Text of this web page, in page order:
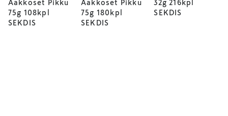
Aakkoset Pikku
75g 108kpl
SEKDIS
Aakkoset Pikku
75g 180kpl
SEKDIS
32g 216kpl
SEKDIS